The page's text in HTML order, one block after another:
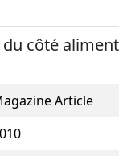
du côté
Article